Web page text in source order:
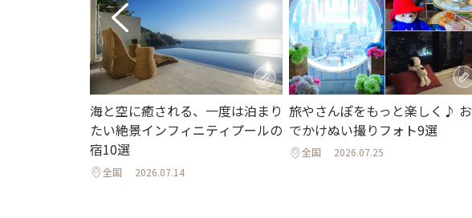
海と空に癒される、一度は泊まり
たい絶景インフィニティプールの
宿10選
全国 2026.07.14
旅やさんぽをもっと楽しく♪ お
でかけぬい撮りフォト9選
全国 2026.07.25